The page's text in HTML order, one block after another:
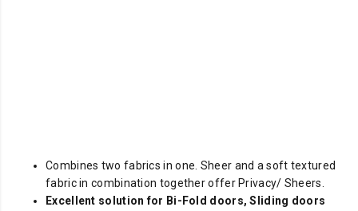
Combines two fabrics in one. Sheer and a soft textured
fabric in combination together offer Privacy/ Sheers.
Excellent solution for Bi-Fold doors, Sliding doors